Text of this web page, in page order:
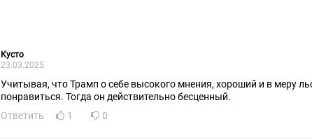
Кусто
23.03.2025
Учитывая, что Трамп о себе высокого мнения, хороший и в меру льстивый портрет должен ему
понравиться. Тогда он действительно бесценный.
Ответить
1 0